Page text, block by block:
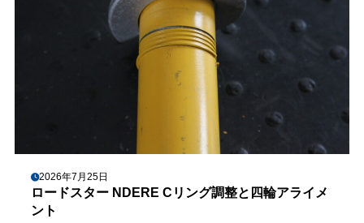
2026年7月25日
ロードスター NDERE Cリング調整と四輪アライメ
ント